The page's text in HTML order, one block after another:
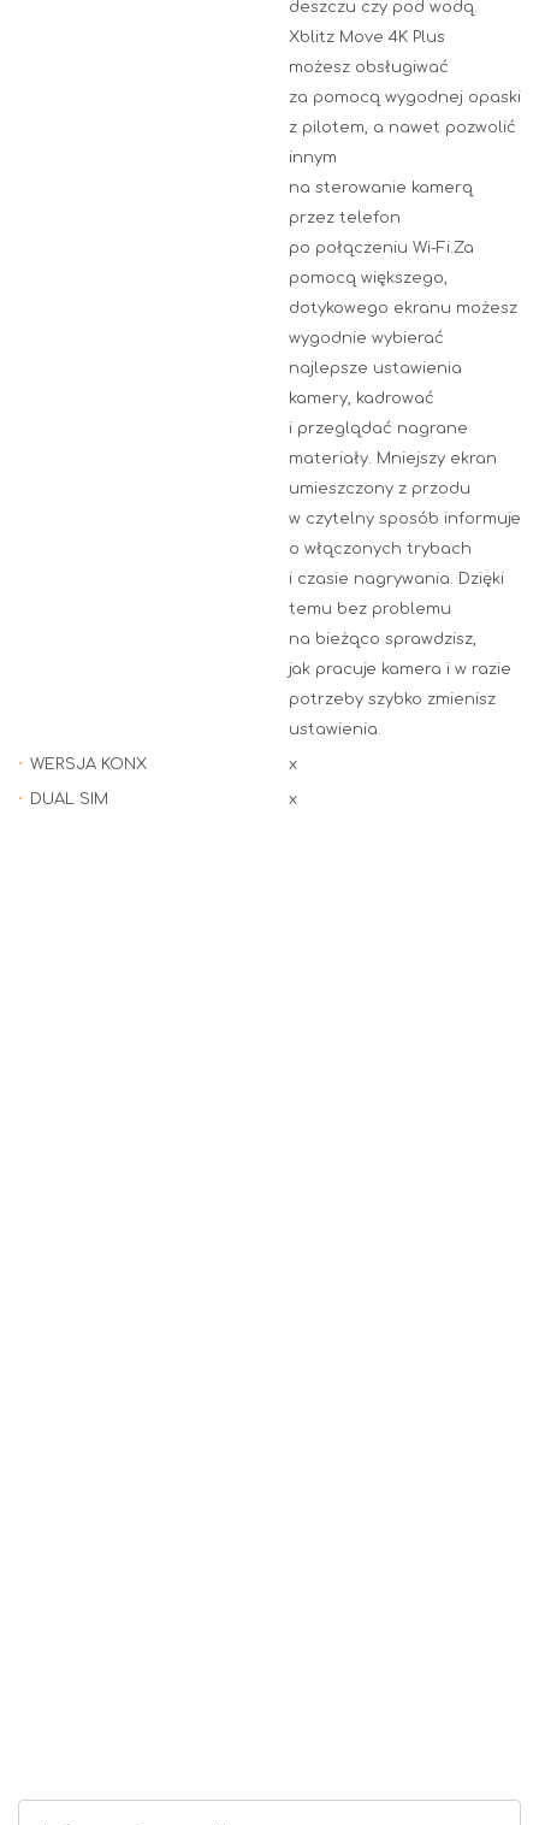
deszczu czy pod wodą.
Xblitz Move 4K Plus
możesz obsługiwać
za pomocą wygodnej opaski
z pilotem, a nawet pozwolić
innym
na sterowanie kamerą
przez telefon
po połączeniu Wi-Fi.Za
pomocą większego,
dotykowego ekranu możesz
wygodnie wybierać
najlepsze ustawienia
kamery, kadrować
i przeglądać nagrane
materiały. Mniejszy ekran
umieszczony z przodu
w czytelny sposób informuje
o włączonych trybach
i czasie nagrywania. Dzięki
temu bez problemu
na bieżąco sprawdzisz,
jak pracuje kamera i w razie
potrzeby szybko zmienisz
ustawienia.
WERSJA KONX x
DUAL SIM x